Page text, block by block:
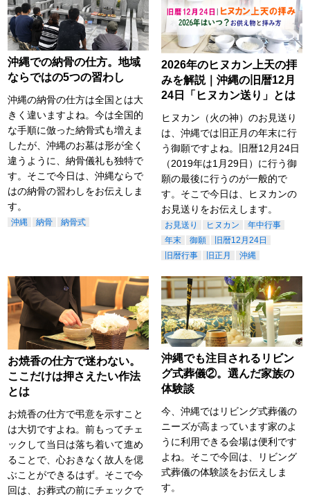
沖縄での納骨の仕方。地域
ならではの5つの習わし
沖縄の納骨の仕方は全国とは大
きく違いますよね。今は全国的
な手順に倣った納骨式も増えま
したが、沖縄のお墓は形が全く
違うように、納骨儀礼も独特で
す。そこで今日は、沖縄ならで
はの納骨の習わしをお伝えしま
す。
沖縄 納骨 納骨式
2026年のヒヌカン上天の拝
みを解説｜沖縄の旧暦12月
24日「ヒヌカン送り」とは
ヒヌカン（火の神）のお見送り
は、沖縄では旧正月の年末に行
う御願ですよね。旧暦12月24日
（2019年は1月29日）に行う御
願の最後に行うのが一般的で
す。そこで今日は、ヒヌカンの
お見送りをお伝えします。
お見送り ヒヌカン
年中行事
年末
御願
旧暦12月24日
旧暦行事
旧正月 沖縄
お焼香の仕方で迷わない。
ここだけは押さえたい作法
とは
お焼香の仕方で弔意を示すこと
は大切ですよね。前もってチェ
ックして当日は落ち着いて進め
ることで、心おきなく故人を偲
ぶことができるはず。そこで今
回は、お葬式の前にチェックで
沖縄でも注目されるリビン
グ式葬儀②。選んだ家族の
体験談
今、沖縄ではリビング式葬儀の
ニーズが高まっています家のよ
うに利用できる会場は便利です
よね。そこで今回は、リビング
式葬儀の体験談をお伝えしま
す。